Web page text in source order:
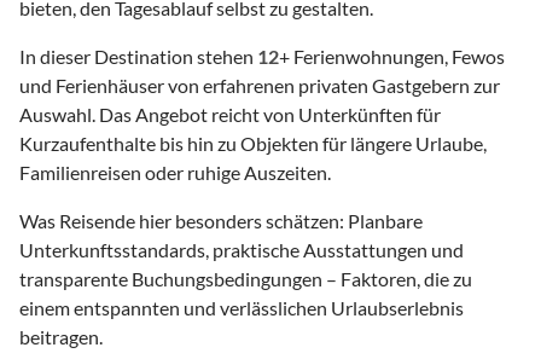
bieten, den Tagesablauf selbst zu gestalten.
In dieser Destination stehen 12+ Ferienwohnungen, Fewos
und Ferienhäuser von erfahrenen privaten Gastgebern zur
Auswahl. Das Angebot reicht von Unterkünften für
Kurzaufenthalte bis hin zu Objekten für längere Urlaube,
Familienreisen oder ruhige Auszeiten.
Was Reisende hier besonders schätzen: Planbare
Unterkunftsstandards, praktische Ausstattungen und
transparente Buchungsbedingungen – Faktoren, die zu
einem entspannten und verlässlichen Urlaubserlebnis
beitragen.